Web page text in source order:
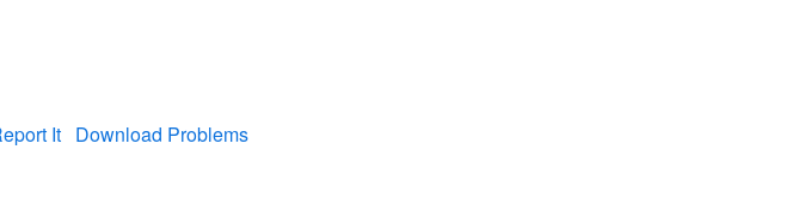
It Download Problems